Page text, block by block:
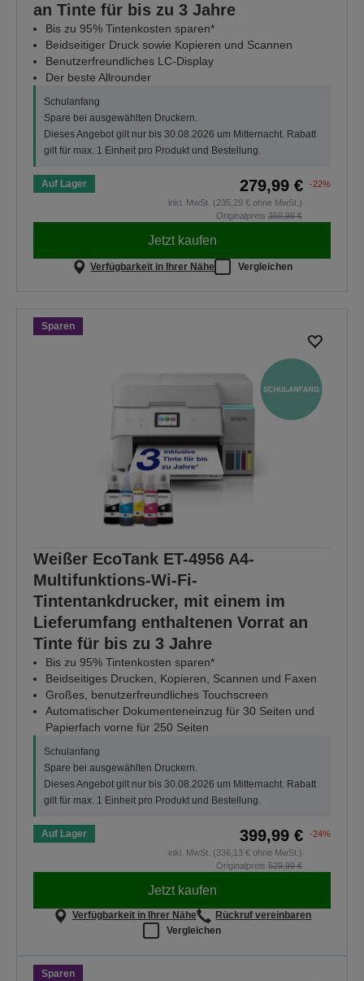
an Tinte für bis zu 3 Jahre
Bis zu 95% Tintenkosten sparen*
Beidseitiger Druck sowie Kopieren und Scannen
Benutzerfreundliches LC-Display
Der beste Allrounder
Schulanfang
Spare bei ausgewählten Druckern.
Dieses Angebot gilt nur bis 30.08.2026 um Mitternacht. Rabatt
gilt für max. 1 Einheit pro Produkt und Bestellung.
Auf Lager 279,99 €
-22%
inkl. MwSt. (235,29 € ohne MwSt.)
Originalpreis 359,99 €
Jetzt kaufen
Verfügbarkeit in Ihrer Nähe Vergleichen
Sparen
Weißer EcoTank ET-4956 A4-
Multifunktions-Wi-Fi-
Tintentankdrucker, mit einem im
Lieferumfang enthaltenen Vorrat an
Tinte für bis zu 3 Jahre
Bis zu 95% Tintenkosten sparen*
Beidseitiges Drucken, Kopieren, Scannen und Faxen
Großes, benutzerfreundliches Touchscreen
Automatischer Dokumenteneinzug für 30 Seiten und
Papierfach vorne für 250 Seiten
Schulanfang
Spare bei ausgewählten Druckern.
Dieses Angebot gilt nur bis 30.08.2026 um Mitternacht. Rabatt
gilt für max. 1 Einheit pro Produkt und Bestellung.
Auf Lager 399,99 €
-24%
inkl. MwSt. (336,13 € ohne MwSt.)
Originalpreis 529,99 €
Jetzt kaufen
Verfügbarkeit in Ihrer Nähe
Rückruf vereinbaren
Vergleichen
Sparen